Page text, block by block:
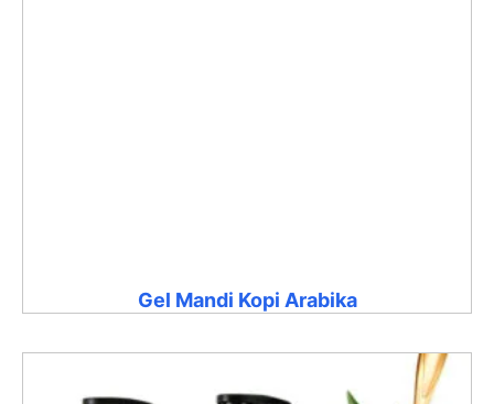
Gel Mandi Kopi Arabika